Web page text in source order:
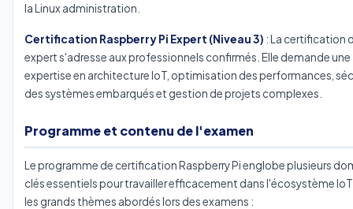
la Linux administration.
Certification Raspberry Pi Expert (Niveau 3) : La certification
expert s'adresse aux professionnels confirmés. Elle demande une
expertise en architecture IoT, optimisation des performances,
des systèmes embarqués et gestion de projets complexes.
Programme et contenu de l'examen
Le programme de certification Raspberry Pi englobe plusieurs
clés essentiels pour travailler efficacement dans l'écosystème
les grands thèmes abordés lors des examens :